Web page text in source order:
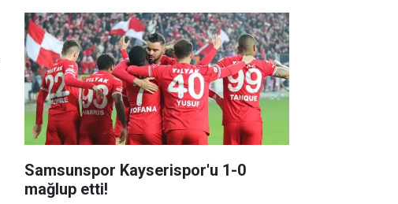
Samsunspor Kayserispor'u 1-0
mağlup etti!